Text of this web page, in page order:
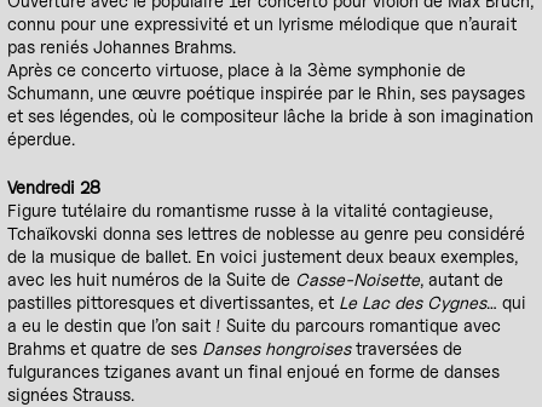
connu pour une expressivité et un lyrisme mélodique que n’aurait
pas reniés Johannes Brahms.
Après ce concerto virtuose, place à la 3ème symphonie de
Schumann, une œuvre poétique inspirée par le Rhin, ses paysages
et ses légendes, où le compositeur lâche la bride à son imagination
éperdue.
Vendredi 28
Figure tutélaire du romantisme russe à la vitalité contagieuse,
Tchaïkovski donna ses lettres de noblesse au genre peu considéré
de la musique de ballet. En voici justement deux beaux exemples,
avec les huit numéros de la Suite de Casse-Noisette, autant de
pastilles pittoresques et divertissantes, et Le Lac des Cygnes… qui
a eu le destin que l’on sait ! Suite du parcours romantique avec
Brahms et quatre de ses Danses hongroisestraversées de
fulgurances tziganes avant un final enjoué en forme de danses
signées Strauss.